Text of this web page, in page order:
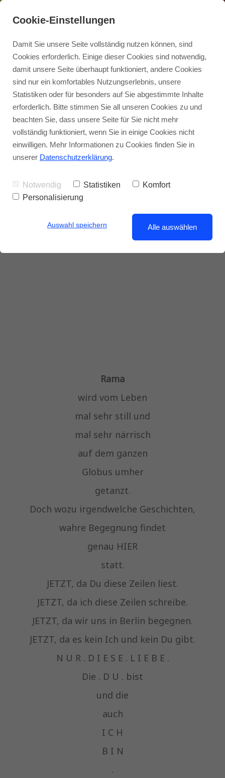
Rama
Online-ERLEUCHTUNGSKONGRESS
Mai 2019
6. Tag // 30.05. um 20 Uhr
Rama
wird vom Leben
mal sehr still und
mal sehr närrisch
auf dem ganzen
Globus umher
getanzt.
Doch wozu irgendwelche Geschichten,
wahre Begegnung findet
genau HIER
statt.
JETZT, da Du diese Zeilen liest.
JETZT, da ich diese Zeilen schreibe.
JETZT, da wir uns in Berlin begegnen.
JETZT, da es kein Ich und kein Du gibt.
N U R . D I E S E . L I E B E .
Die . D U . bist
und die
auch
I C H
B I N
.
Cookie-Einstellungen
Damit Sie unsere Seite vollständig nutzen können, sind
Cookies erforderlich. Einige dieser Cookies sind notwendig,
damit unsere Seite überhaupt funktioniert, andere Cookies
sind nur ein komfortables Nutzungserlebnis, unsere
Statistiken oder für besonders auf Sie abgestimmte Inhalte
erforderlich. Bitte stimmen Sie all unseren Cookies zu und
beachten Sie, dass unsere Seite für Sie nicht mehr
vollständig funktioniert, wenn Sie in einige Cookies nicht
einwilligen. Mehr Informationen zu Cookies finden Sie in
unserer Datenschutzerklärung.
Notwendig Statistiken
Komfort
Personalisierung
Auswahl speichern Alle auswählen